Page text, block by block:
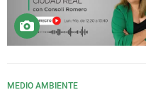
MEDIO AMBIENTE